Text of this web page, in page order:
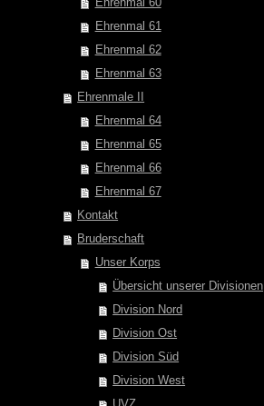
Ehrenmal 61
Ehrenmal 62
Ehrenmal 63
Ehrenmale II
Ehrenmal 64
Ehrenmal 65
Ehrenmal 66
Ehrenmal 67
Kontakt
Bruderschaft
Unser Korps
Übersicht unserer Divisionen
Division Nord
Division Ost
Division Süd
Division West